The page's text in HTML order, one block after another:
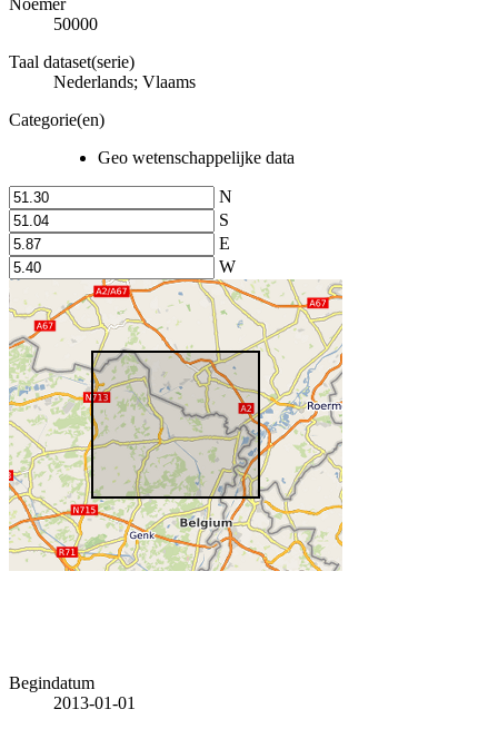
50000
Taal dataset(serie)
Nederlands; Vlaams
Categorie(en)
Geo wetenschappelijke data
N
S
E
W
Begindatum
2013-01-01